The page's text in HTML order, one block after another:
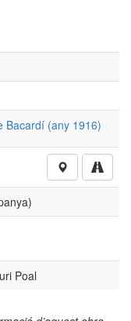
Bacardí (any 1916)
Poal